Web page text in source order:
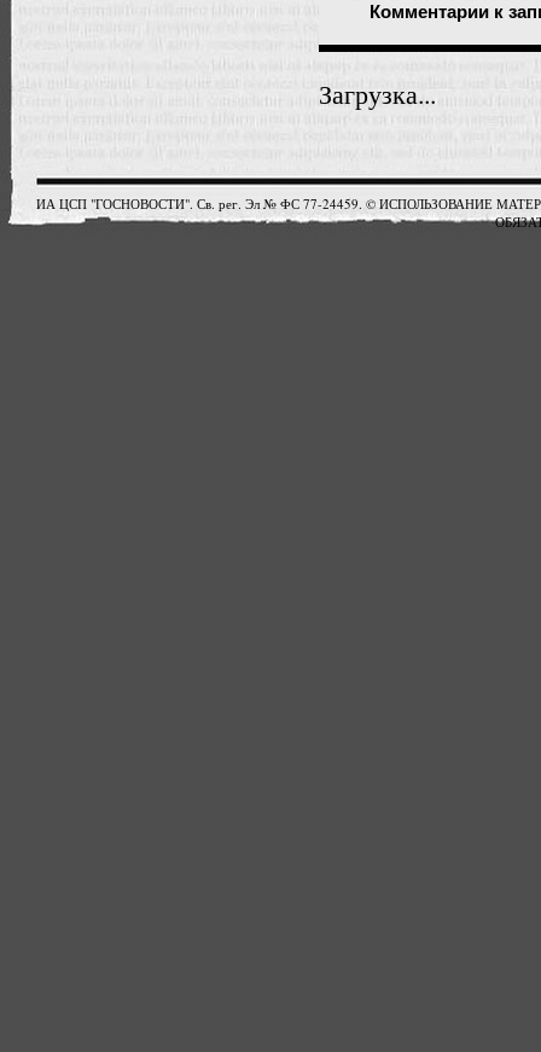
Комментарии к
Загрузка...
ИА ЦСП "ГОСНОВОСТИ". Св. рег. Эл № ФС 77-24459. © ИСПОЛЬЗОВАНИЕ